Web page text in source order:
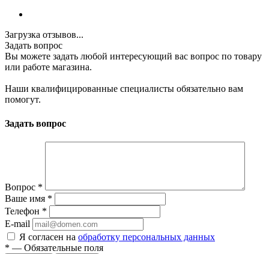
Загрузка отзывов...
Задать вопрос
Вы можете задать любой интересующий вас вопрос по товару
или работе магазина.
Наши квалифицированные специалисты обязательно вам
помогут.
Задать вопрос
Вопрос *
Ваше имя *
Телефон *
E-mail
Я согласен на обработку персональных данных
* — Обязательные поля